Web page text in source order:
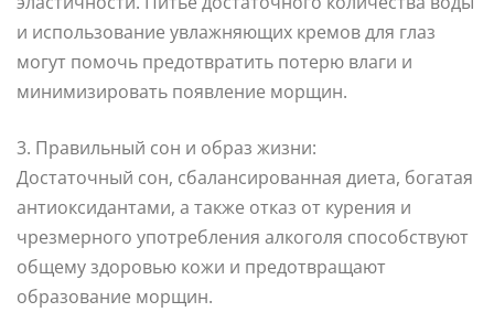
и использование увлажняющих кремов для глаз
могут помочь предотвратить потерю влаги и
минимизировать появление морщин.
3. Правильный сон и образ жизни:
Достаточный сон, сбалансированная диета, богатая
антиоксидантами, а также отказ от курения и
чрезмерного употребления алкоголя способствуют
общему здоровью кожи и предотвращают
образование морщин.